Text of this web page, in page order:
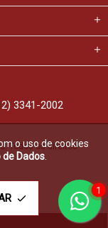
3341-2002
Todos os direitos
o uso de cookies
de Dados
1